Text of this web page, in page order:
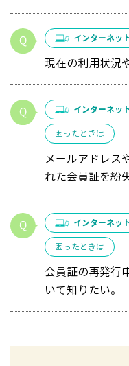
インターネッ
現在の利用状況
インターネッ
困ったときは
メールアドレス
れた会員証を紛
インターネッ
困ったときは
会員証の再発行
いて知りたい。